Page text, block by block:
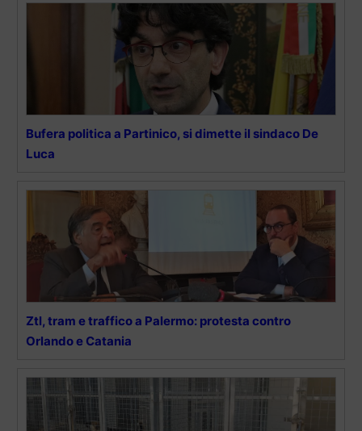
Bufera politica a Partinico, si dimette il sindaco De
Luca
Ztl, tram e traffico a Palermo: protesta contro
Orlando e Catania